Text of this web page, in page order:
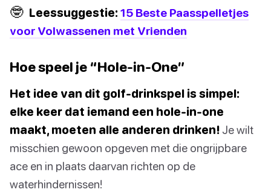
🤓 Leessuggestie: 15 Beste Paasspelletjes
voor Volwassenen met Vrienden
Hoe speel je “Hole-in-One”
Het idee van dit golf-drinkspel is simpel:
elke keer dat iemand een hole-in-one
maakt, moeten alle anderen drinken! Je wilt
misschien gewoon opgeven met die ongrijpbare
ace en in plaats daarvan richten op de
waterhindernissen!